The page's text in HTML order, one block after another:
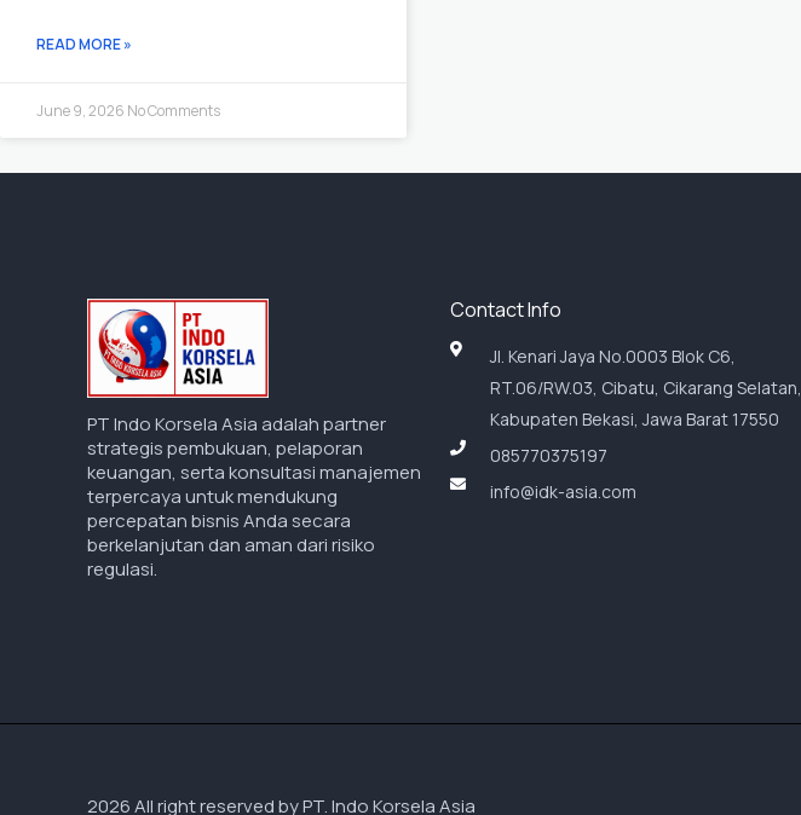
READ MORE »
June 9, 2026 No Comments
PT Indo Korsela Asia adalah partner
strategis pembukuan, pelaporan
keuangan, serta konsultasi manajemen
terpercaya untuk mendukung
percepatan bisnis Anda secara
berkelanjutan dan aman dari risiko
regulasi.
Contact Info
Jl. Kenari Jaya No.0003 Blok C6,
RT.06/RW.03, Cibatu, Cikarang Selatan,
Kabupaten Bekasi, Jawa Barat 17550
085770375197
info@idk-asia.com
2026 All right reserved by PT. Indo Korsela Asia